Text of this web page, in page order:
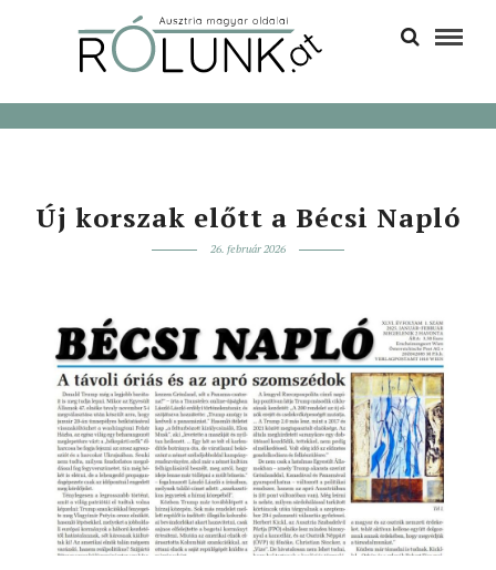
Új korszak előtt a Bécsi Napló
26. február 2026